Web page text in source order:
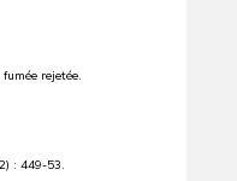
fumée rejetée.
: 449-53.